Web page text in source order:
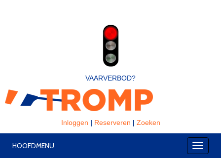
VAARVERBOD?
Inloggen | Reserveren | Zoeken
HOOFDMENU